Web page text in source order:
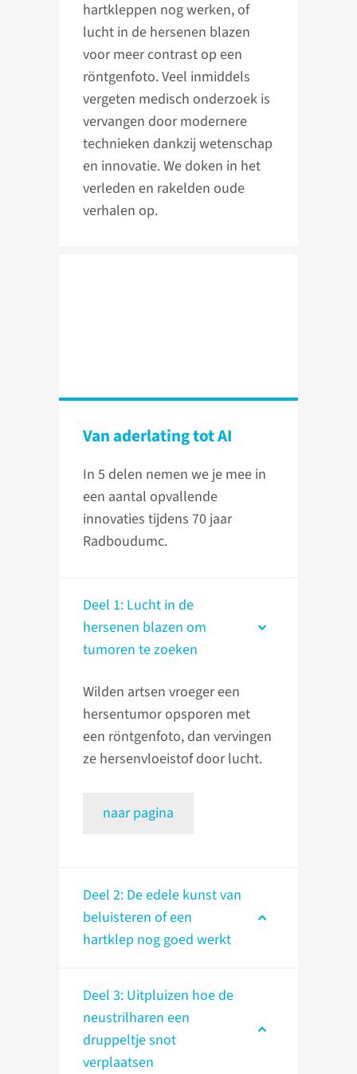
hartkleppen nog werken, of
lucht in de hersenen blazen
voor meer contrast op een
röntgenfoto. Veel inmiddels
vergeten medisch onderzoek is
vervangen door modernere
technieken dankzij wetenschap
en innovatie. We doken in het
verleden en rakelden oude
verhalen op.
Van aderlating tot AI
In 5 delen nemen we je mee in
een aantal opvallende
innovaties tijdens 70 jaar
Radboudumc.
Deel 1: Lucht in de
hersenen blazen om
tumoren te zoeken
Wilden artsen vroeger een
hersentumor opsporen met
een röntgenfoto, dan vervingen
ze hersenvloeistof door lucht.
naar pagina
Deel 2: De edele kunst van
beluisteren of een
hartklep nog goed werkt
Deel 3: Uitpluizen hoe de
neustrilharen een
druppeltje snot
verplaatsen